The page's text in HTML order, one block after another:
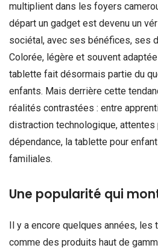
multiplient dans les foyers
départ un gadget est devenu un
sociétal, avec ses bénéfices, ses
Colorée, légère et souvent
tablette fait désormais partie du
enfants. Mais derrière cette
réalités contrastées : entre
distraction technologique,
dépendance, la tablette pour
familiales.
Une popularité qui
Il y a encore quelques années,
comme des produits haut de